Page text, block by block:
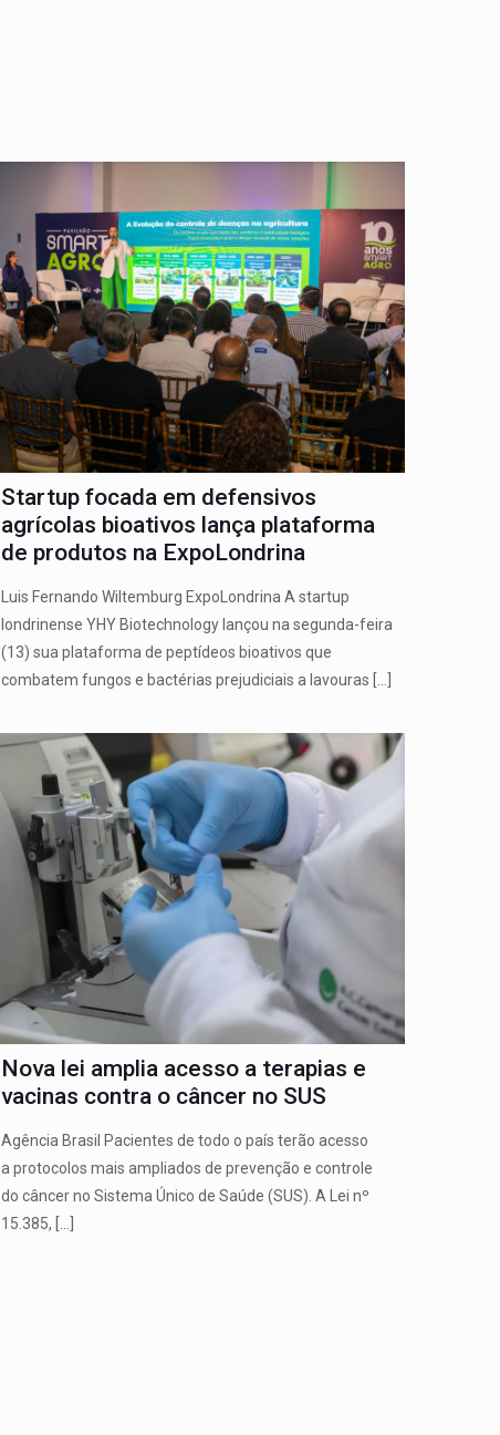
Startup focada em defensivos
agrícolas bioativos lança plataforma
de produtos na ExpoLondrina
Luis Fernando Wiltemburg ExpoLondrina A startup
londrinense YHY Biotechnology lançou na segunda-feira
(13) sua plataforma de peptídeos bioativos que
combatem fungos e bactérias prejudiciais a lavouras
Nova lei amplia acesso a terapias e
vacinas contra o câncer no SUS
Agência Brasil Pacientes de todo o país terão acesso
a protocolos mais ampliados de prevenção e controle
do câncer no Sistema Único de Saúde (SUS). A Lei nº
15.385,